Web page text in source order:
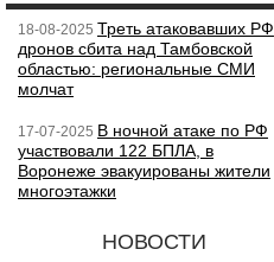
18-08-2025 Треть атаковавших РФ
дронов сбита над Тамбовской
областью: региональные СМИ
молчат
17-07-2025 В ночной атаке по РФ
участвовали 122 БПЛА, в
Воронеже эвакуированы жители
многоэтажки
НОВОСТИ